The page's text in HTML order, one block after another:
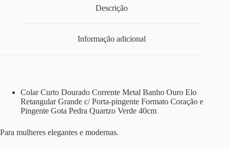
Descrição
Informação adicional
Colar Curto Dourado Corrente Metal Banho Ouro Elo
Retangular Grande c/ Porta-pingente Formato Coração e
Pingente Gota Pedra Quartzo Verde 40cm
Para mulheres elegantes e modernas.